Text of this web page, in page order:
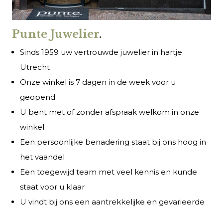
Punte Juwelier.
Sinds 1959 uw vertrouwde juwelier in hartje
Utrecht
Onze winkel is 7 dagen in de week voor u
geopend
U bent met of zonder afspraak welkom in onze
winkel
Een persoonlijke benadering staat bij ons hoog in
het vaandel
Een toegewijd team met veel kennis en kunde
staat voor u klaar
U vindt bij ons een aantrekkelijke en gevarieerde